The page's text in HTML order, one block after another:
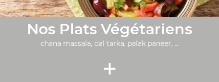
Nos Plats Végétariens
chana massala, dal tarka, palak paneer, ...
+